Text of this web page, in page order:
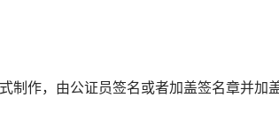
作，由公证员签名或者加盖签名章并加